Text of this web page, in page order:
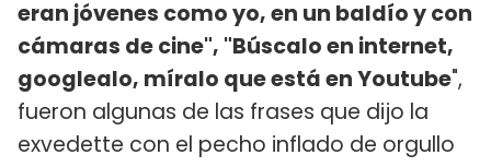
eran jóvenes como yo, en un baldío y con
cámaras de cine", "Búscalo en internet,
googlealo, míralo que está en Youtube",
fueron algunas de las frases que dijo la
exvedette con el pecho inflado de orgullo